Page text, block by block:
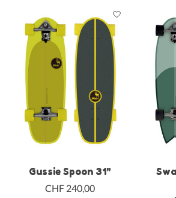
Gussie Spoon 31"
CHF 240,00